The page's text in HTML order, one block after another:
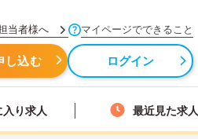
当者様へ マイページでできること
し込む ログイン
入り求人 最近見た求人